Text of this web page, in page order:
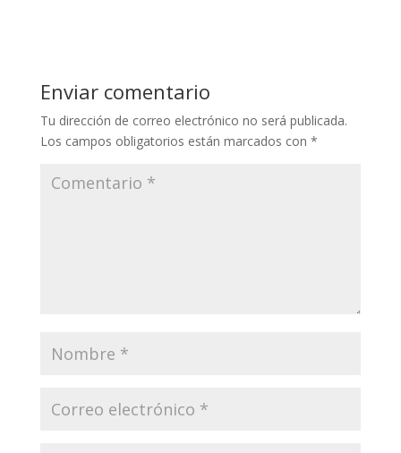
Enviar comentario
Tu dirección de correo electrónico no será publicada.
Los campos obligatorios están marcados con *